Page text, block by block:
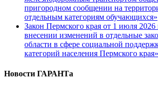
пригородном сообщении на
отдельным категориям обучающихся»
Закон Пермского края от 1 июля
внесении изменений в отдельные
области в сфере социальной
категорий населения Пермского края»
Новости ГАРАНТа